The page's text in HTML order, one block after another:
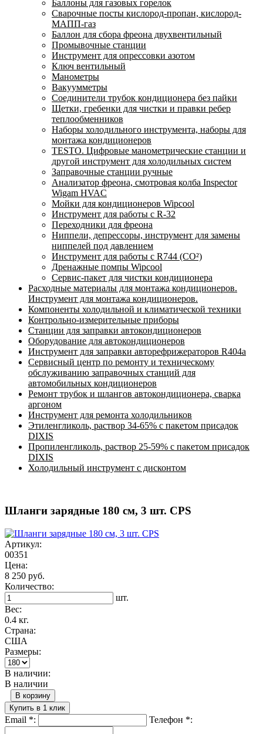
Баллоны для газовых горелок
Сварочные посты кислород-пропан, кислород-
МАПП-газ
Баллон для сбора фреона двухвентильный
Промывочные станции
Инструмент для опрессовки азотом
Ключ вентильный
Манометры
Вакуумметры
Соединители трубок кондиционера без пайки
Щетки, гребенки для чистки и правки ребер
теплообменников
Наборы холодильного инструмента, наборы для
монтажа кондиционеров
TESTO. Цифровые манометрические станции и
другой инструмент для холодильных систем
Заправочные станции ручные
Анализатор фреона, смотровая колба Inspector
Wigam HVAC
Мойки для кондиционеров Wipcool
Инструмент для работы с R-32
Переходники для фреона
Ниппели, депрессоры, инструмент для замены
ниппелей под давлением
Инструмент для работы с R744 (CO²)
Дренажные помпы Wipcool
Сервис-пакет для чистки кондиционера
Расходные материалы для монтажа кондиционеров.
Инструмент для монтажа кондиционеров.
Компоненты холодильной и климатической техники
Контрольно-измерительные приборы
Станции для заправки автокондиционеров
Оборудование для автокондиционеров
Инструмент для заправки авторефрижераторов R404a
Сервисный центр по ремонту и техническому
обслуживанию заправочных станций для
автомобильных кондиционеров
Ремонт трубок и шлангов автокондиционера, сварка
аргоном
Инструмент для ремонта холодильников
Этиленгликоль, раствор 34-65% с пакетом присадок
DIXIS
Пропиленгликоль, раствор 25-59% с пакетом присадок
DIXIS
Холодильный инструмент с дисконтом
Шланги зарядные 180 см, 3 шт. CPS
Артикул:
00351
Цена:
8 250 руб.
Количество:
шт.
Вес:
0.4 кг.
Страна:
США
Размеры:
В наличии:
В наличии
В корзину
Купить в 1 клик
Email *: Телефон *: